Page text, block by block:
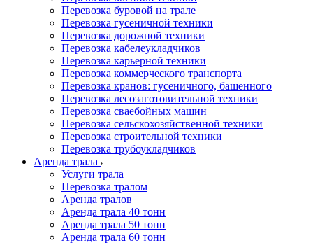
Перевозка буровой на трале
Перевозка гусеничной техники
Перевозка дорожной техники
Перевозка кабелеукладчиков
Перевозка карьерной техники
Перевозка коммерческого транспорта
Перевозка кранов: гусеничного, башенного
Перевозка лесозаготовительной техники
Перевозка сваебойных машин
Перевозка сельскохозяйственной техники
Перевозка строительной техники
Перевозка трубоукладчиков
Аренда трала
Услуги трала
Перевозка тралом
Аренда тралов
Аренда трала 40 тонн
Аренда трала 50 тонн
Аренда трала 60 тонн